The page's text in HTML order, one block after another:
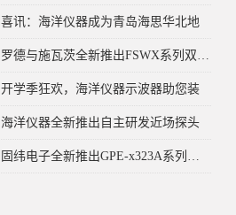
喜讯：海洋仪器成为青岛海思华北地
罗德与施瓦茨全新推出FSWX系列双通道
开学季狂欢，海洋仪器示波器助您装
海洋仪器全新推出自主研发近场探头
固纬电子全新推出GPE-x323A系列直流电